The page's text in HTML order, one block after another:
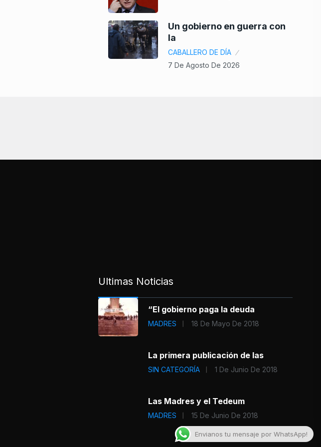
Un gobierno en guerra con
la
CABALLERO DE DÍA
7 De Agosto De 2026
Ultimas Noticias
“El gobierno paga la deuda
MADRES 18 De Mayo De 2018
La primera publicación de las
SIN CATEGORÍA 1 De Junio De 2018
Las Madres y el Tedeum
MADRES 15 De Junio De 2018
Envianos tu mensaje por WhatsApp!